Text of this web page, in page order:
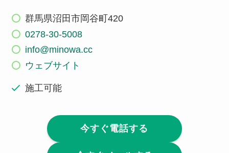
群馬県沼田市岡谷町420
0278-30-5008
info@minowa.cc
ウェブサイト
施工可能
今すぐ電話する